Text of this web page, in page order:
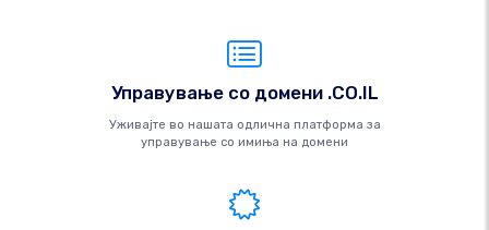
Управување со домени .CO.IL
Уживајте во нашата одлична платформа за
управување со имиња на домени